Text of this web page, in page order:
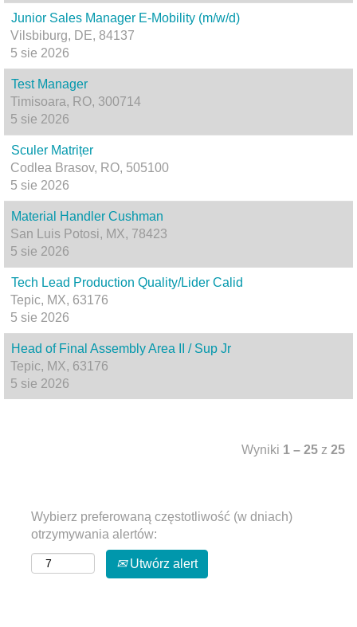
Junior Sales Manager E-Mobility (m/w/d)
Vilsbiburg, DE, 84137
5 sie 2026
Test Manager
Timisoara, RO, 300714
5 sie 2026
Sculer Matrițer
Codlea Brasov, RO, 505100
5 sie 2026
Material Handler Cushman
San Luis Potosi, MX, 78423
5 sie 2026
Tech Lead Production Quality/Lider Calid
Tepic, MX, 63176
5 sie 2026
Head of Final Assembly Area II / Sup Jr
Tepic, MX, 63176
5 sie 2026
Wyniki 1 – 25 z 25
Wybierz preferowaną częstotliwość (w dniach)
otrzymywania alertów:
Utwórz alert